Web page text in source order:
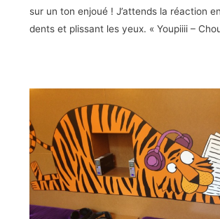
sur un ton enjoué ! J’attends la réaction
dents et plissant les yeux. « Youpiiii –